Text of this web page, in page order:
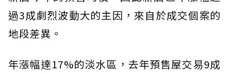
過3成劇烈波動大的主因，來自於成交個案的
地段差異。
年漲幅達17%的淡水區，去年預售屋交易9成